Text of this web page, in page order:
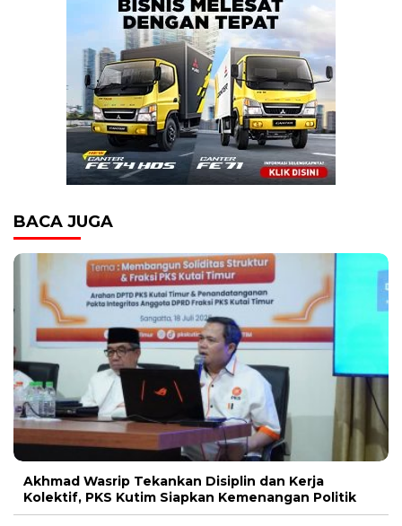
BACA JUGA
Akhmad Wasrip Tekankan Disiplin dan Kerja
Kolektif, PKS Kutim Siapkan Kemenangan Politik